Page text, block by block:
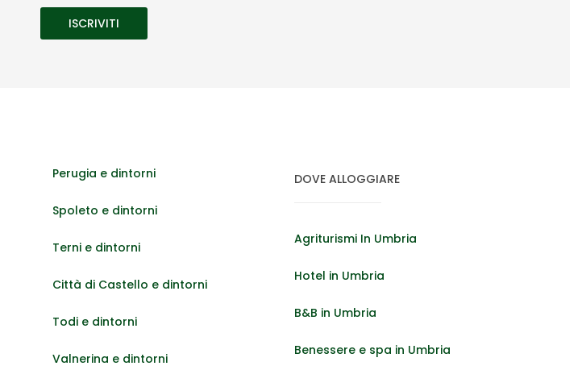
Perugia e dintorni
Spoleto e dintorni
Terni e dintorni
Città di Castello e dintorni
Todi e dintorni
Valnerina e dintorni
DOVE ALLOGGIARE
Agriturismi In Umbria
Hotel in Umbria
B&B in Umbria
Benessere e spa in Umbria